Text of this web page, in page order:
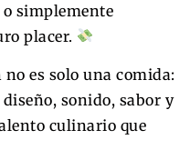
simplemente
placer.
es solo una comida:
sonido, sabor y
culinario que